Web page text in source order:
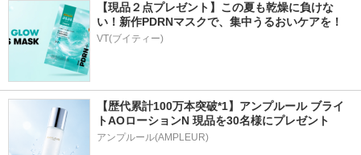
【現品２点プレゼント】この夏も乾燥に負けな
い！新作PDRNマスクで、集中うるおいケアを！
VT(ブイティー)
【歴代累計100万本突破*1】アンプルール ブライ
トAOローションN 現品を30名様にプレゼント
アンプルール(AMPLEUR)